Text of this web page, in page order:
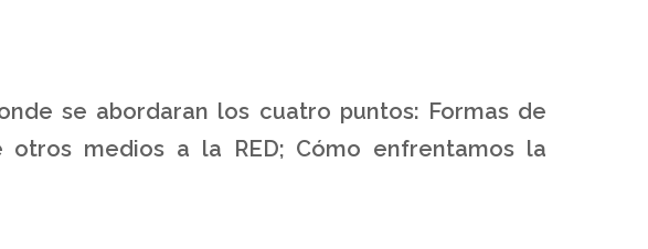
se abordaran los cuatro puntos: Formas de
medios a la RED; Cómo enfrentamos la